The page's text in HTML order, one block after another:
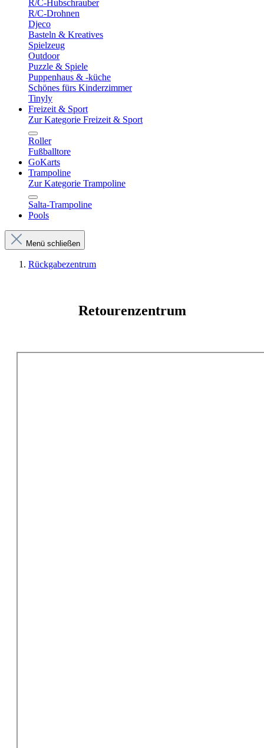
R/C-Hubschrauber
R/C-Drohnen
Djeco
Basteln & Kreatives
Spielzeug
Outdoor
Puzzle & Spiele
Puppenhaus & -küche
Schönes fürs Kinderzimmer
Tinyly
Freizeit & Sport
Zur Kategorie Freizeit & Sport
Roller
Fußballtore
GoKarts
Trampoline
Zur Kategorie Trampoline
Salta-Trampoline
Pools
Menü schließen
Rückgabezentrum
Retourenzentrum